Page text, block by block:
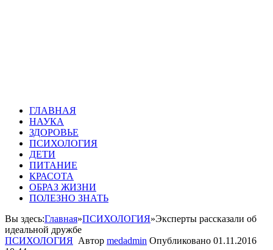
ГЛАВНАЯ
НАУКА
ЗДОРОВЬЕ
ПСИХОЛОГИЯ
ДЕТИ
ПИТАНИЕ
КРАСОТА
ОБРАЗ ЖИЗНИ
ПОЛЕЗНО ЗНАТЬ
Вы здесь:Главная»ПСИХОЛОГИЯ»Эксперты рассказали об
идеальной дружбе
ПСИХОЛОГИЯ Автор medadmin Опубликовано 01.11.2016